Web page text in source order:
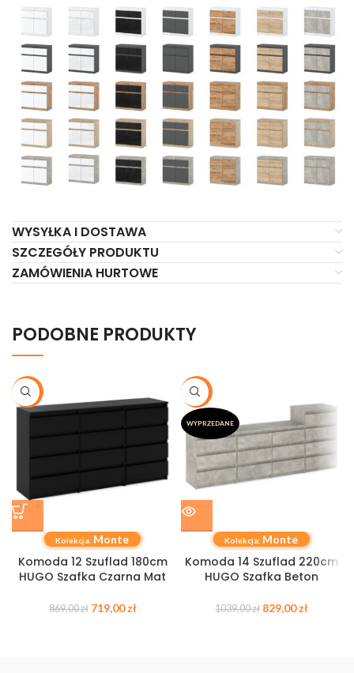
WYSYŁKA I DOSTAWA
SZCZEGÓŁY PRODUKTU
ZAMÓWIENIA HURTOWE
PODOBNE PRODUKTY
-17%
Kolekcja: Monte
Komoda 12 Szuflad 180cm
HUGO Szafka Czarna Mat
869,00zł 719,00zł
-20%
WYPRZEDANE
Kolekcja: Monte
Komoda 14 Szuflad 220cm
HUGO Szafka Beton
1039,00zł 829,00zł